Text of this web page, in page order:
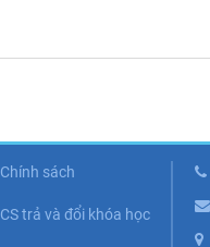
Chính sách
CS trả và đổi khóa học